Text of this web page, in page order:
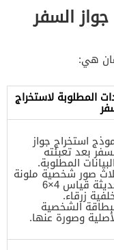
السفر
هي:
المطلوبة لاستخراج
استخراج جواز
بعد تعبئته
المطلوبة.
صور شخصية ملونة
حديثة قياس 4×6
زرقاء.
الشخصية
وصورة عنها.